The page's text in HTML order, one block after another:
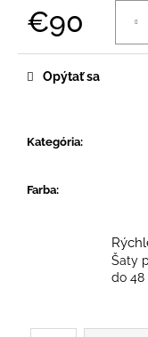
€90
Kategória:
Farba:
Opýtať sa
Šaty
do 48